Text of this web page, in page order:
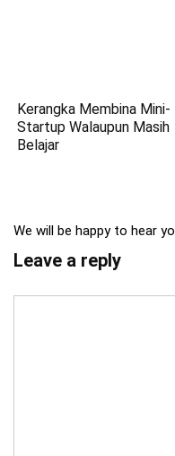
Kerangka Membina Mini-
Startup Walaupun Masih
Belajar
We will be happy to hear
Leave a reply